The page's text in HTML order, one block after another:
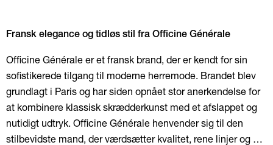
Fransk elegance og tidløs stil fra Officine Générale
Officine Générale er et fransk brand, der er kendt for sin
sofistikerede tilgang til moderne herremode. Brandet blev
grundlagt i Paris og har siden opnået stor anerkendelse for
at kombinere klassisk skrædderkunst med et afslappet og
nutidigt udtryk. Officine Générale henvender sig til den
stilbevidste mand, der værdsætter kvalitet, rene linjer og en